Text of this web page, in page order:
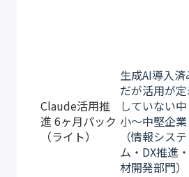
Claude活用推
進 6ヶ月パック
（ライト）
生成AI導入済
だが活用が
していない中
小〜中堅企業
（情報システ
ム・DX推進
材開発部門）